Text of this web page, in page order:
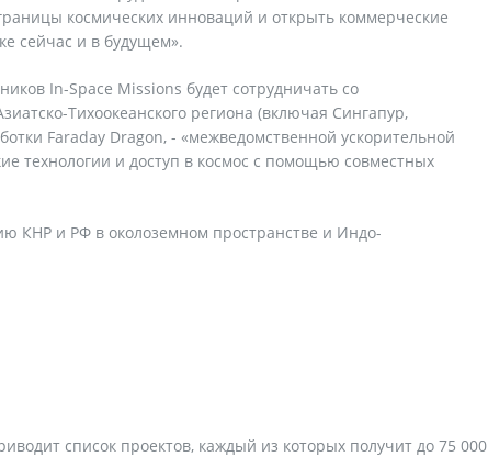
космических инноваций и открыть коммерческие
сейчас и в будущем».
In-Space Missions будет сотрудничать со
Тихоокеанского региона (включая Сингапур,
Faraday Dragon, - «межведомственной ускорительной
технологии и доступ в космос с помощью совместных
КНР и РФ в околоземном пространстве и Индо-
список проектов, каждый из которых получит до 75 000